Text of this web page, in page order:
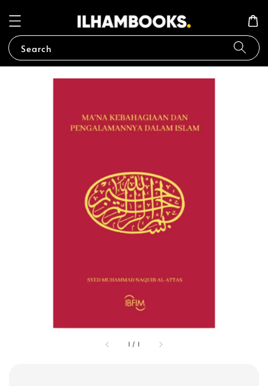
Search
1 / 1